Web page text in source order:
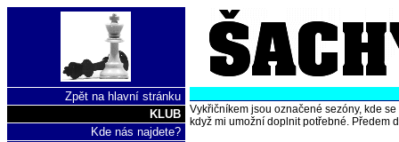
Zpět na hlavní stránku
KLUB
Kde nás najdete?
Vykřičníkem jsou označené sezóny, kde
když mi umožní doplnit potřebné. Předem